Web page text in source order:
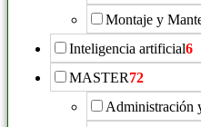
Montaje y
Inteligencia artificial6
MASTER72
Administración